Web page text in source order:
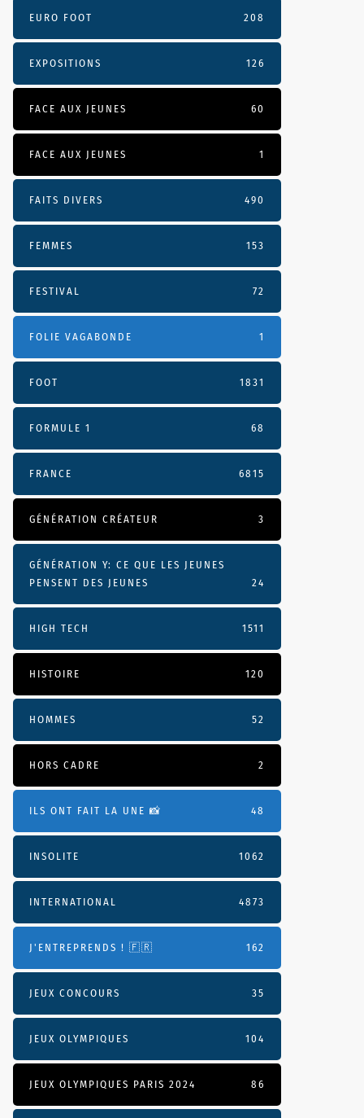
EURO FOOT 208
EXPOSITIONS 126
FACE AUX JEUNES 60
FACE AUX JEUNES 1
FAITS DIVERS 490
FEMMES 153
FESTIVAL 72
FOLIE VAGABONDE 1
FOOT 1831
FORMULE 1 68
FRANCE 6815
GÉNÉRATION CRÉATEUR 3
GÉNÉRATION Y: CE QUE LES JEUNES
PENSENT DES JEUNES
24
HIGH TECH 1511
HISTOIRE 120
HOMMES 52
HORS CADRE 2
ILS ONT FAIT LA UNE 📸 48
INSOLITE 1062
INTERNATIONAL 4873
J'ENTREPRENDS ! 🇫🇷 162
JEUX CONCOURS 35
JEUX OLYMPIQUES 104
JEUX OLYMPIQUES PARIS 2024 86